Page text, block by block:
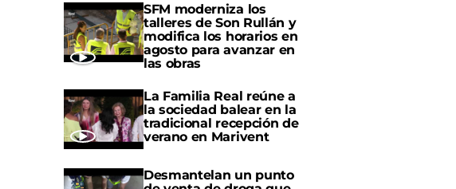
SFM moderniza los
talleres de Son Rullán y
modifica los horarios en
agosto para avanzar en
las obras
La Familia Real reúne a
la sociedad balear en la
tradicional recepción de
verano en Marivent
Desmantelan un punto